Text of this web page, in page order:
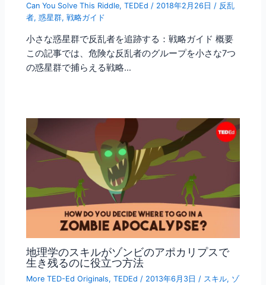
Can You Solve This Riddle,TEDEd / 2018年2月26日 / 反乱
者,惑星群,戦略ガイド
小さな惑星群で反乱者を追跡する：戦略ガイド 概要
この記事では、危険な反乱者のグループを小さな7つ
の惑星群で捕らえる戦略…
地理学のスキルがゾンビのアポカリプスで
生き残るのに役立つ方法
More TED-Ed Originals,TEDEd / 2013年6月3日/ スキル, ゾ